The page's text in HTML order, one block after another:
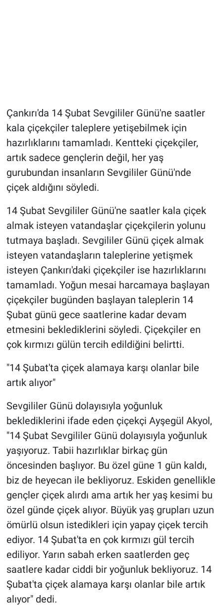
Çankırı'da 14 Şubat Sevgililer Günü'ne saatler
kala çiçekçiler taleplere yetişebilmek için
hazırlıklarını tamamladı. Kentteki çiçekçiler,
artık sadece gençlerin değil, her yaş
gurubundan insanların Sevgililer Günü'nde
çiçek aldığını söyledi.
14 Şubat Sevgililer Günü'ne saatler kala çiçek
almak isteyen vatandaşlar çiçekçilerin yolunu
tutmaya başladı. Sevgililer Günü çiçek almak
isteyen vatandaşların taleplerine yetişmek
isteyen Çankırı'daki çiçekçiler ise hazırlıklarını
tamamladı. Yoğun mesai harcamaya başlayan
çiçekçiler bugünden başlayan taleplerin 14
Şubat günü gece saatlerine kadar devam
etmesini beklediklerini söyledi. Çiçekçiler en
çok kırmızı gülün tercih edildiğini belirtti.
"14 Şubat'ta çiçek alamaya karşı olanlar bile
artık alıyor"
Sevgililer Günü dolayısıyla yoğunluk
beklediklerini ifade eden çiçekçi Ayşegül Akyol,
"14 Şubat Sevgililer Günü dolayısıyla yoğunluk
yaşıyoruz. Tabii hazırlıklar birkaç gün
öncesinden başlıyor. Bu özel güne 1 gün kaldı,
biz de heyecan ile bekliyoruz. Eskiden genellikle
gençler çiçek alırdı ama artık her yaş kesimi bu
özel günde çiçek alıyor. Büyük yaş grupları uzun
ömürlü olsun istedikleri için yapay çiçek tercih
ediyor. 14 Şubat'ta en çok kırmızı gül tercih
ediliyor. Yarın sabah erken saatlerden geç
saatlere kadar ciddi bir yoğunluk bekliyoruz. 14
Şubat'ta çiçek alamaya karşı olanlar bile artık
alıyor" dedi.